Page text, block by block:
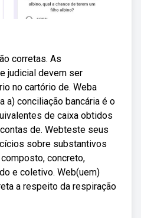
corretas. As
judicial devem ser
no cartório de. Weba
a) conciliação bancária é o
de caixa obtidos
de. Webteste seus
sobre substantivos
concreto,
e coletivo. Web(uem)
a respeito da respiração